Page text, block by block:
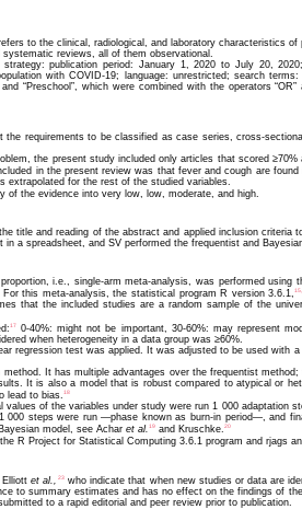
to the clinical, radiological, and laboratory characteristics
reviews, all of them observational.
publication period: January 1, 2020 to July 20,
with COVID-19; language: unrestricted; search terms:
and “Preschool”, which were combined with the operators
the requirements to be classified as case series, cross-
the present study included only articles that scored
in the present review was that fever and cough are
extrapolated for the rest of the studied variables.
of the evidence into very low, low, moderate, and high.
title and reading of the abstract and applied inclusion
a spreadsheet, and SV performed the frequentist and
i.e., single-arm meta-analysis, was performed using
this meta-analysis, the statistical program R version 3.6.1,
that the included studies are a random sample of the
170-40%: might not be important, 30-60%: may represent
when heterogeneity in a data group was ≥60%.
regression test was applied. It was adjusted to be used with
It has multiple advantages over the frequentist
It is also a model that is robust compared to atypical or
lead to bias. 18
of the variables under study were run 1 000 adaptation
000 steps were run —phase known as burn-in period—, and
model, see Achar et al. 19 and Kruschke. 20
R Project for Statistical Computing 3.6.1 program and rjags
Elliott et al. 23 who indicate that when new studies or data are
to summary estimates and has no effect on the findings of
to a rapid editorial and peer review prior to publication.